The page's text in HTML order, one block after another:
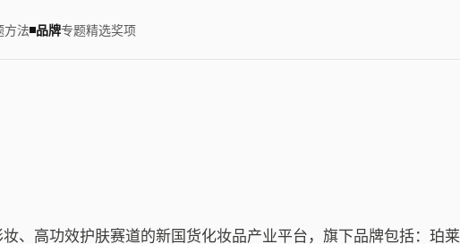
方法 品牌专题精选奖项
、高功效护肤赛道的新国货化妆品产业平台，旗下品牌包括：珀莱